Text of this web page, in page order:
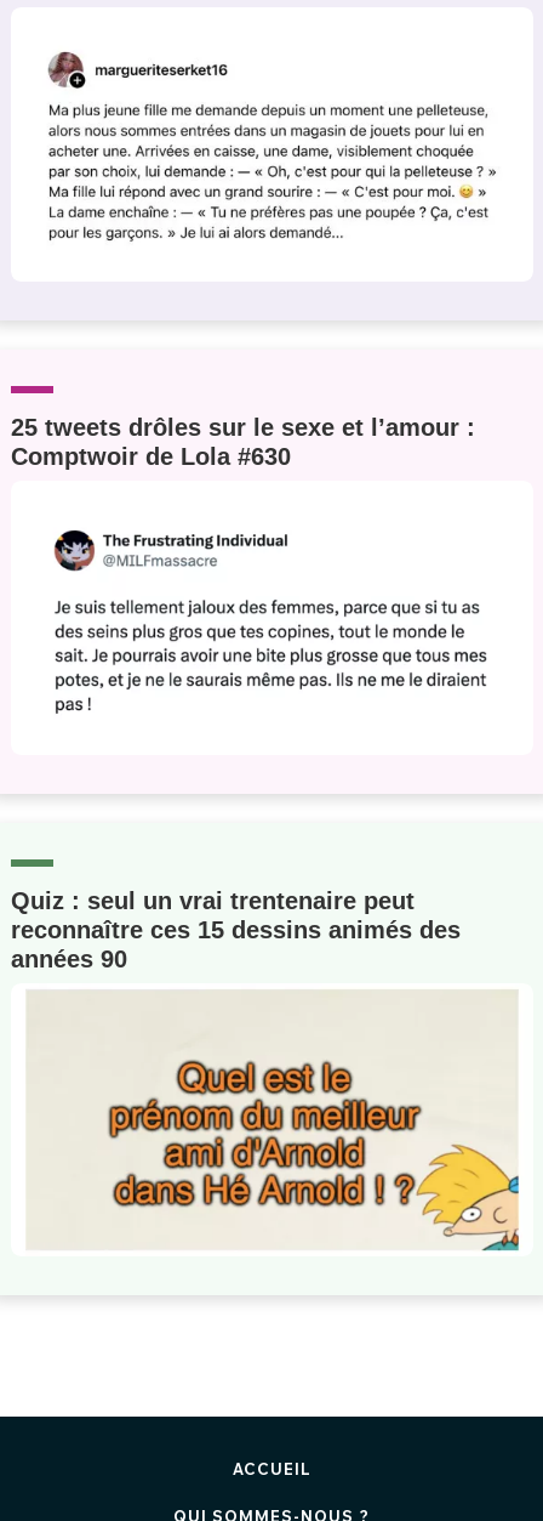
25 tweets drôles sur le sexe et l’amour :
Comptwoir de Lola #630
Quiz : seul un vrai trentenaire peut
reconnaître ces 15 dessins animés des
années 90
ACCUEIL
QUI SOMMES-NOUS ?